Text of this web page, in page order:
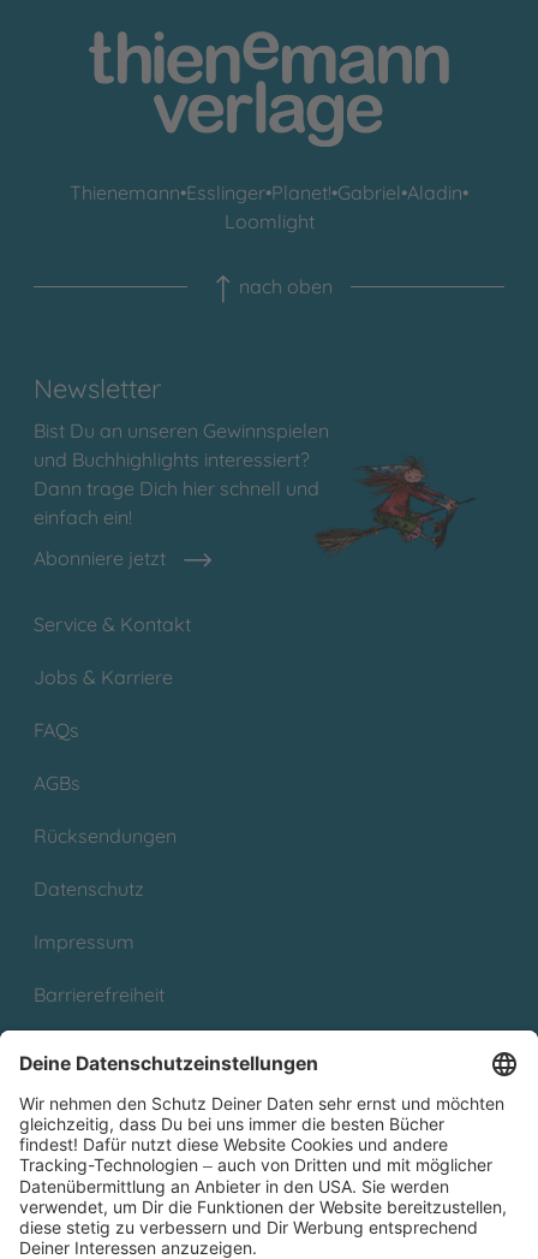
Thienemann•Esslinger•Planet!•Gabriel•Aladin•
Loomlight
nach oben
Newsletter
Bist Du an unseren Gewinnspielen
und Buchhighlights interessiert?
Dann trage Dich hier schnell und
einfach ein!
Abonniere jetzt
Service & Kontakt
Jobs & Karriere
FAQs
AGBs
Rücksendungen
Datenschutz
Impressum
Barrierefreiheit
Partnerprogramm (Affiliate)
Folge uns auf